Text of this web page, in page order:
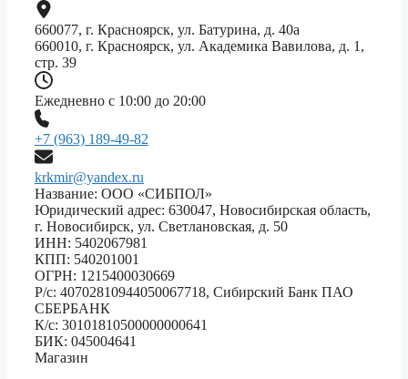
660077, г. Красноярск, ул. Батурина, д. 40а
660010, г. Красноярск, ул. Академика Вавилова, д. 1,
стр. 39
Ежедневно с 10:00 до 20:00
+7 (963) 189-49-82
krkmir@yandex.ru
Название: ООО «СИБПОЛ»
Юридический адрес: 630047, Новосибирская область,
г. Новосибирск, ул. Светлановская, д. 50
ИНН: 5402067981
КПП: 540201001
ОГРН: 1215400030669
Р/с: 40702810944050067718, Сибирский Банк ПАО
СБЕРБАНК
К/с: 30101810500000000641
БИК: 045004641
Магазин